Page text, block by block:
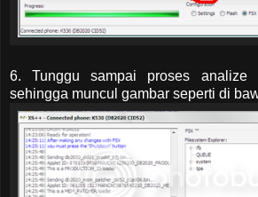
6. Tunggu sampai proses analize
sehingga muncul gambar seperti di